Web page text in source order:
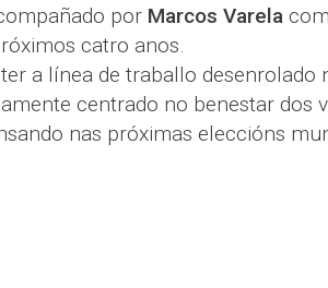
por Marcos Varela
catro anos.
a línea de traballo desenrolado
centrado no benestar dos
nas próximas eleccións